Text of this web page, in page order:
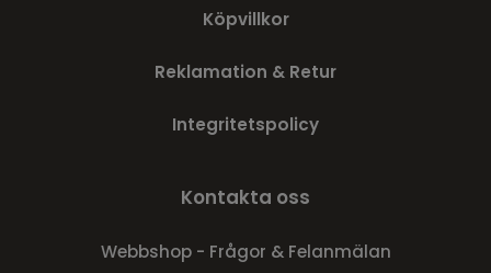
Köpvillkor
Reklamation & Retur
Integritetspolicy
Kontakta oss
Webbshop - Frågor & Felanmälan